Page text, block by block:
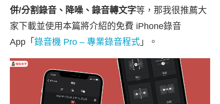
併/分割錄音、降噪、錄音轉文字等，那我很推薦大
家下載並使用本篇將介紹的免費 iPhone錄音
App「 錄音機 Pro – 專業錄音程式 」。